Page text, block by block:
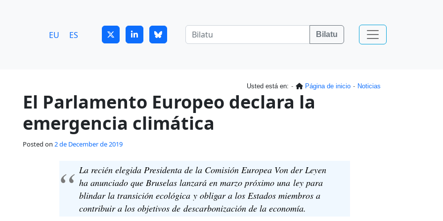
EU ES Bilatu
Usted está en: Página de inicio Noticias
El Parlamento Europeo declara la
emergencia climática
Posted on 2 de December de 2019
La recién elegida Presidenta de la Comisión Europea Von der Leyen
ha anunciado que Bruselas lanzará en marzo próximo una ley para
blindar la transición ecológica y obligar a los Estados miembros a
contribuir a los objetivos de descarbonización de la economía.